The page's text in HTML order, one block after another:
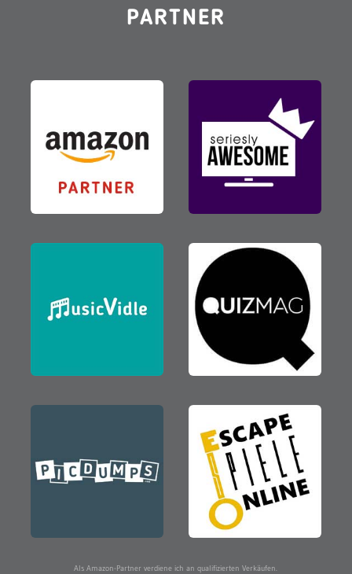
PARTNER
Als Amazon-Partner verdiene ich an qualifizierten Verkäufen.